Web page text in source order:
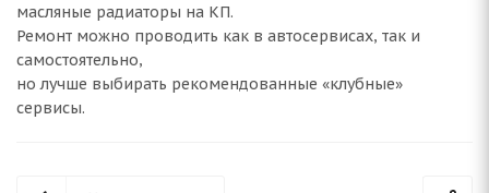
масляные радиаторы на КП.
Ремонт можно проводить как в автосервисах, так и
самостоятельно,
но лучше выбирать рекомендованные «клубные»
сервисы.